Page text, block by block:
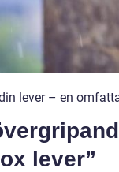
lever – en
lever”